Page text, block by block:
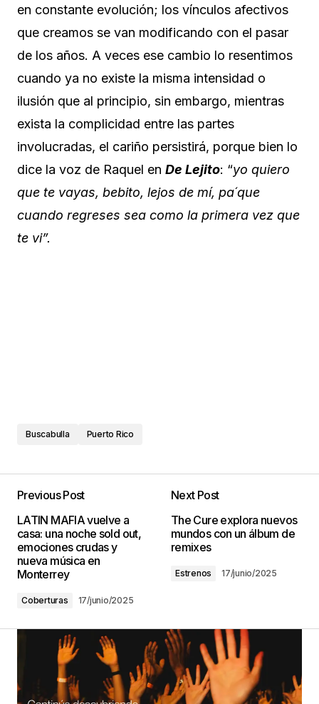
en constante evolución; los vínculos afectivos
que creamos se van modificando con el pasar
de los años. A veces ese cambio lo resentimos
cuando ya no existe la misma intensidad o
ilusión que al principio, sin embargo, mientras
exista la complicidad entre las partes
involucradas, el cariño persistirá, porque bien lo
dice la voz de Raquel en De Lejito: “yo quiero
que te vayas, bebito, lejos de mí, pa´que
cuando regreses sea como la primera vez que
te vi”.
Buscabulla Puerto Rico
Previous Post
LATIN MAFIA vuelve a
casa: una noche sold out,
emociones crudas y
nueva música en
Monterrey
Coberturas 17/junio/2025
Next Post
The Cure explora nuevos
mundos con un álbum de
remixes
Estrenos 17/junio/2025